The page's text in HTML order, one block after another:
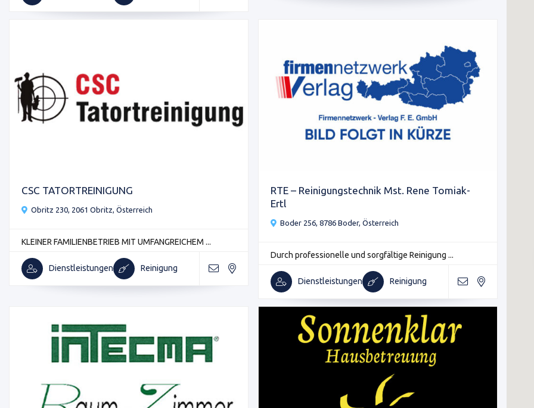
CSC TATORTREINIGUNG
Obritz 230, 2061 Obritz, Österreich
KLEINER FAMILIENBETRIEB MIT UMFANGREICHEM ...
Dienstleistungen Reinigung
RTE – Reinigungstechnik Mst. Rene Tomiak-
Ertl
Boder 256, 8786 Boder, Österreich
Durch professionelle und sorgfältige Reinigung ...
Dienstleistungen Reinigung